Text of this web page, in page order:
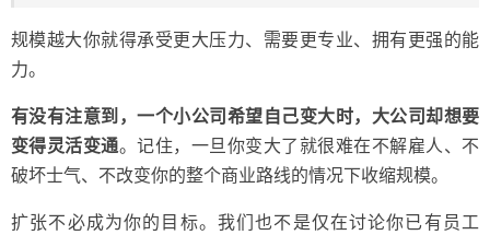
规模越大你就得承受更大压力、需要更专业、拥有更强的能
力。
有没有注意到，一个小公司希望自己变大时，大公司却想要
变得灵活变通。记住，一旦你变大了就很难在不解雇人、不
破坏士气、不改变你的整个商业路线的情况下收缩规模。
扩张不必成为你的目标。我们也不是仅在讨论你已有员工